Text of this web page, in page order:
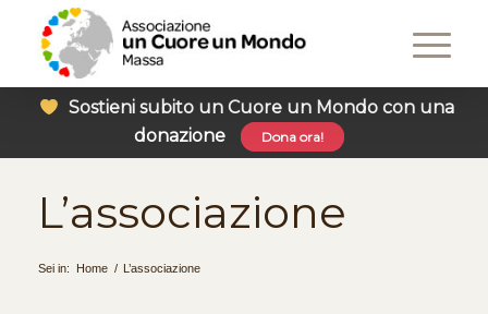
Sostieni subito un Cuore un Mondo con una
donazione
Dona ora!
L’associazione
Sei in: Home / L’associazione